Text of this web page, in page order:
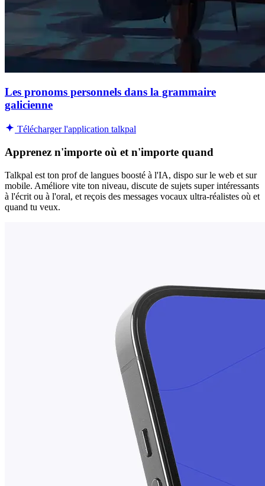
Les pronoms personnels dans la grammaire
galicienne
Télécharger l'application talkpal
Apprenez n'importe où et n'importe quand
Talkpal est ton prof de langues boosté à l'IA, dispo sur le web et sur
mobile. Améliore vite ton niveau, discute de sujets super intéressants
à l'écrit ou à l'oral, et reçois des messages vocaux ultra-réalistes où et
quand tu veux.